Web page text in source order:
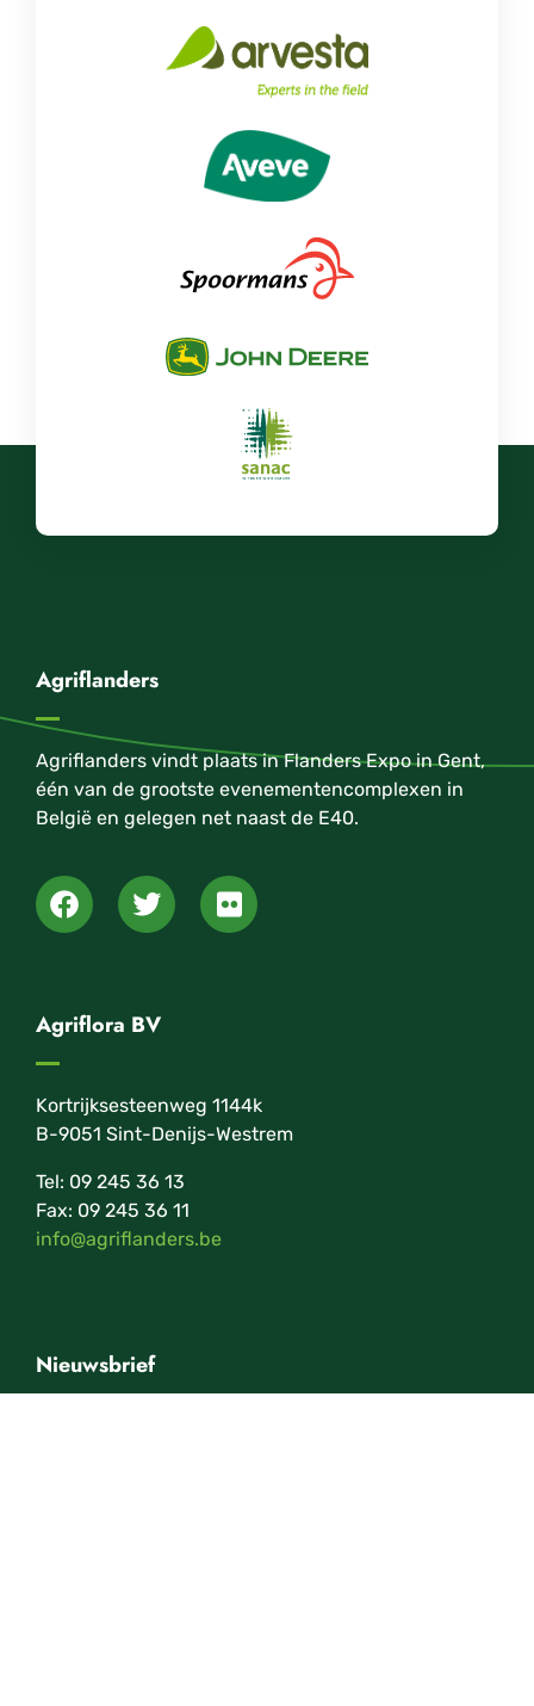
Agriflanders
Agriflanders vindt plaats in Flanders Expo in Gent,
één van de grootste evenementencomplexen in
België en gelegen net naast de E40.
Agriflora BV
Kortrijksesteenweg 1144k
B-9051 Sint-Denijs-Westrem
Tel: 09 245 36 13
Fax: 09 245 36 11
info@agriflanders.be
Nieuwsbrief